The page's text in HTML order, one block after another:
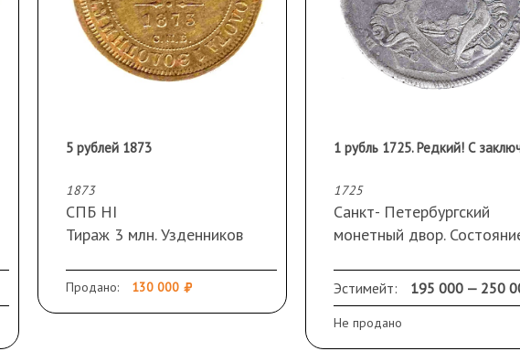
5 рублей 1873
1873
СПБ НI
Тираж 3 млн. Узденников
Продано: 130 000
1725
Cанкт- Петербургский
монетный двор.
Редкая. Розетка в начале
конце легенды, СПБ на
обратной стороне,
трилистники разделяют
Эстимейт: 195 000 — 250
Не продано